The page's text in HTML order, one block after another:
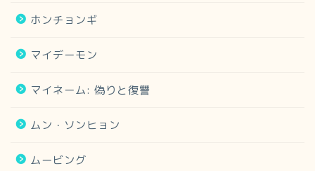
ホンチョンギ
マイデーモン
マイネーム: 偽りと復讐
ムン・ソンヒョン
ムービング